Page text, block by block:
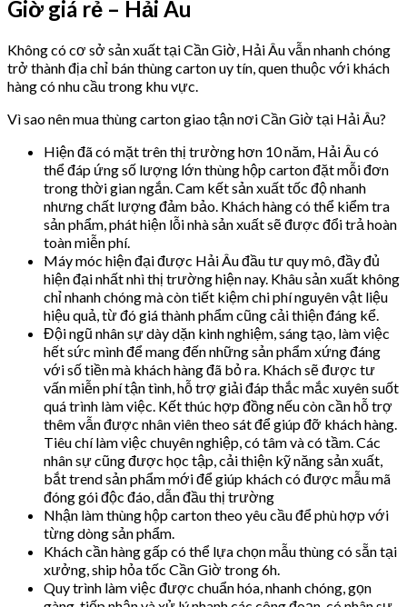
Giờ giá rẻ – Hải Âu
Không có cơ sở sản xuất tại Cần Giờ, Hải Âu vẫn nhanh chóng
trở thành địa chỉ bán thùng carton uy tín, quen thuộc với khách
hàng có nhu cầu trong khu vực.
Vì sao nên mua thùng carton giao tận nơi Cần Giờ tại Hải Âu?
Hiện đã có mặt trên thị trường hơn 10 năm, Hải Âu có
thể đáp ứng số lượng lớn thùng hộp carton đặt mỗi đơn
trong thời gian ngắn. Cam kết sản xuất tốc độ nhanh
nhưng chất lượng đảm bảo. Khách hàng có thể kiểm tra
sản phẩm, phát hiện lỗi nhà sản xuất sẽ được đổi trả hoàn
toàn miễn phí.
Máy móc hiện đại được Hải Âu đầu tư quy mô, đầy đủ
hiện đại nhất nhì thị trường hiện nay. Khâu sản xuất không
chỉ nhanh chóng mà còn tiết kiệm chi phí nguyên vật liệu
hiệu quả, từ đó giá thành phẩm cũng cải thiện đáng kể.
Đội ngũ nhân sự dày dặn kinh nghiệm, sáng tạo, làm việc
hết sức mình để mang đến những sản phẩm xứng đáng
với số tiền mà khách hàng đã bỏ ra. Khách sẽ được tư
vấn miễn phí tận tình, hỗ trợ giải đáp thắc mắc xuyên suốt
quá trình làm việc. Kết thúc hợp đồng nếu còn cần hỗ trợ
thêm vẫn được nhân viên theo sát để giúp đỡ khách hàng.
Tiêu chí làm việc chuyên nghiệp, có tâm và có tầm. Các
nhân sự cũng được học tập, cải thiện kỹ năng sản xuất,
bắt trend sản phẩm mới để giúp khách có được mẫu mã
đóng gói độc đáo, dẫn đầu thị trường
Nhận làm thùng hộp carton theo yêu cầu để phù hợp với
từng dòng sản phẩm.
Khách cần hàng gấp có thể lựa chọn mẫu thùng có sẵn tại
xưởng, ship hỏa tốc Cần Giờ trong 6h.
Quy trình làm việc được chuẩn hóa, nhanh chóng, gọn